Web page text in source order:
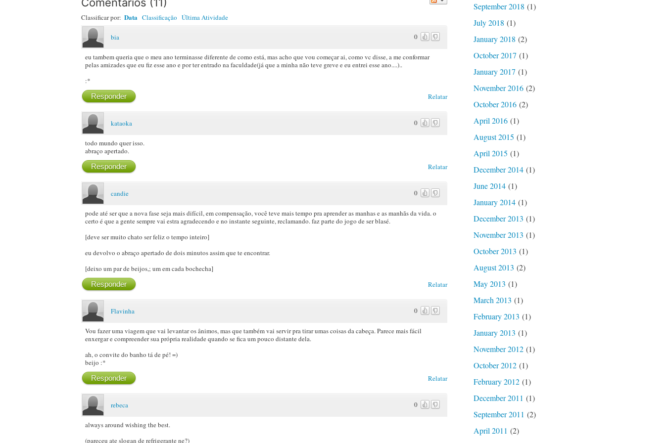
Classificar por: Data Classificação Última Atividade
0
bia
eu tambem queria que o meu ano terminasse diferente de como está, mas acho que vou começar ai, como vc disse, a me conformar
pelas amizades que eu fiz esse ano e por ter entrado na faculdade(já que a minha não teve greve e eu entrei esse ano....)..
:*
Relatar
Responder
0
kataoka
todo mundo quer isso.
abraço apertado.
Relatar
Responder
0
candie
pode até ser que a nova fase seja mais difícil, em compensação, você teve mais tempo pra aprender as manhas e as manhãs da vida. o
certo é que a gente sempre vai estra agradecendo e no instante seguinte, reclamando. faz parte do jogo de ser blasé.
[deve ser muito chato ser feliz o tempo inteiro]
eu devolvo o abraço apertado de dois minutos assim que te encontrar.
[deixo um par de beijos,; um em cada bochecha]
Relatar
Responder
0
Flavinha
Vou fazer uma viagem que vai levantar os ânimos, mas que também vai servir pra tirar umas coisas da cabeça. Parece mais fácil
enxergar e compreender sua própria realidade quando se fica um pouco distante dela.
ah, o convite do banho tá de pé! =)
beijo :*
Relatar
Responder
0
rebeca
always around wishing the best.
(pareceu ate slogan de refrigerante ne?)
September 2018 (1)
July 2018 (1)
January 2018 (2)
October 2017 (1)
January 2017 (1)
November 2016(2)
October 2016(2)
April 2016(1)
August 2015 (1)
April 2015 (1)
December 2014(1)
June 2014(1)
January 2014(1)
December 2013 (1)
November 2013 (1)
October 2013 (1)
August 2013 (2)
May 2013 (1)
March 2013 (1)
February 2013 (1)
January 2013 (1)
November 2012(1)
October 2012(1)
February 2012(1)
December 2011 (1)
September 2011 (2)
April 2011 (2)